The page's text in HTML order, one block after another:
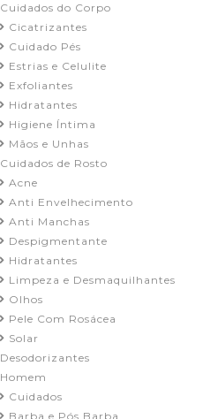
Cuidados do Corpo
Cicatrizantes
Cuidado Pés
Estrias e Celulite
Exfoliantes
Hidratantes
Higiene Íntima
Mãos e Unhas
Cuidados de Rosto
Acne
Anti Envelhecimento
Anti Manchas
Despigmentante
Hidratantes
Limpeza e Desmaquilhantes
Olhos
Pele Com Rosácea
Solar
Desodorizantes
Homem
Cuidados
Barba e Pós Barba